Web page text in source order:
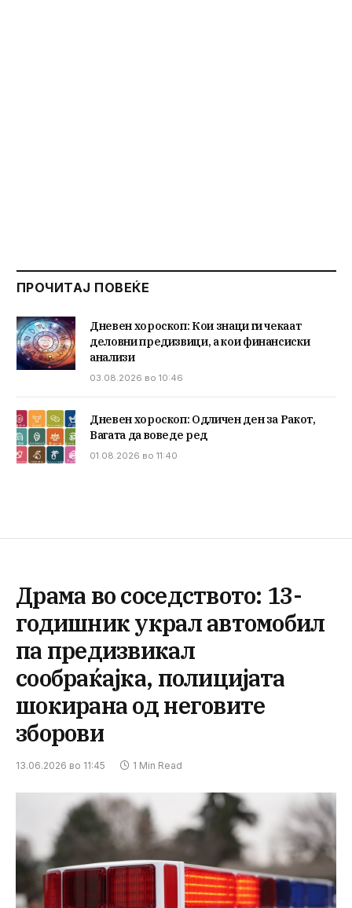
ПРОЧИТАЈ ПОВЕЌЕ
Дневен хороскоп: Кои знаци ги чекаат
деловни предизвици, а кои финансиски
анализи
03.08.2026 во 10:46
Дневен хороскоп: Одличен ден за Ракот,
Вагата да воведе ред
01.08.2026 во 11:40
Драма во соседството: 13-
годишник украл автомобил
па предизвикал
сообраќајка, полицијата
шокирана од неговите
зборови
13.06.2026 во 11:45 1 Min Read